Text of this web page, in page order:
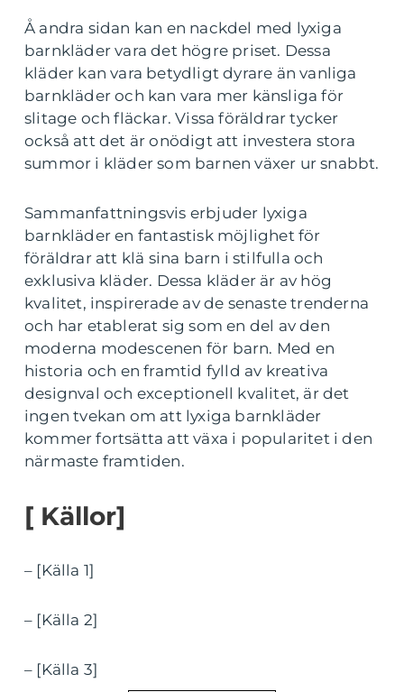
Å andra sidan kan en nackdel med lyxiga
barnkläder vara det högre priset. Dessa
kläder kan vara betydligt dyrare än vanliga
barnkläder och kan vara mer känsliga för
slitage och fläckar. Vissa föräldrar tycker
också att det är onödigt att investera stora
summor i kläder som barnen växer ur snabbt.
Sammanfattningsvis erbjuder lyxiga
barnkläder en fantastisk möjlighet för
föräldrar att klä sina barn i stilfulla och
exklusiva kläder. Dessa kläder är av hög
kvalitet, inspirerade av de senaste trenderna
och har etablerat sig som en del av den
moderna modescenen för barn. Med en
historia och en framtid fylld av kreativa
designval och exceptionell kvalitet, är det
ingen tvekan om att lyxiga barnkläder
kommer fortsätta att växa i popularitet i den
närmaste framtiden.
[ Källor]
– [Källa 1]
– [Källa 2]
– [Källa 3]